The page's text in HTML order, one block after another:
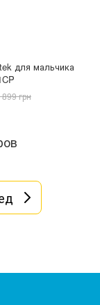
для мальчика
899 грн